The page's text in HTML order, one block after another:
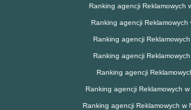
Ranking agencji Reklamowych
Ranking agencji Reklamowych
Ranking agencji
Ranking agencji
Ranking agencji
Ranking agencji Reklamowych w
Ranking agencji Reklamowych w